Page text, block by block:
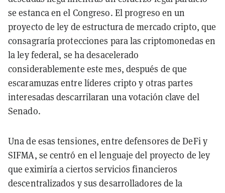
se estanca en el Congreso. El progreso en un
proyecto de ley de estructura de mercado cripto, que
consagraría protecciones para las criptomonedas en
la ley federal, se ha desacelerado
considerablemente este mes, después de que
escaramuzas entre líderes cripto y otras partes
interesadas descarrilaran una votación clave del
Senado.
Una de esas tensiones, entre defensores de DeFi y
SIFMA, se centró en el lenguaje del proyecto de ley
que eximiría a ciertos servicios financieros
descentralizados y sus desarrolladores de la